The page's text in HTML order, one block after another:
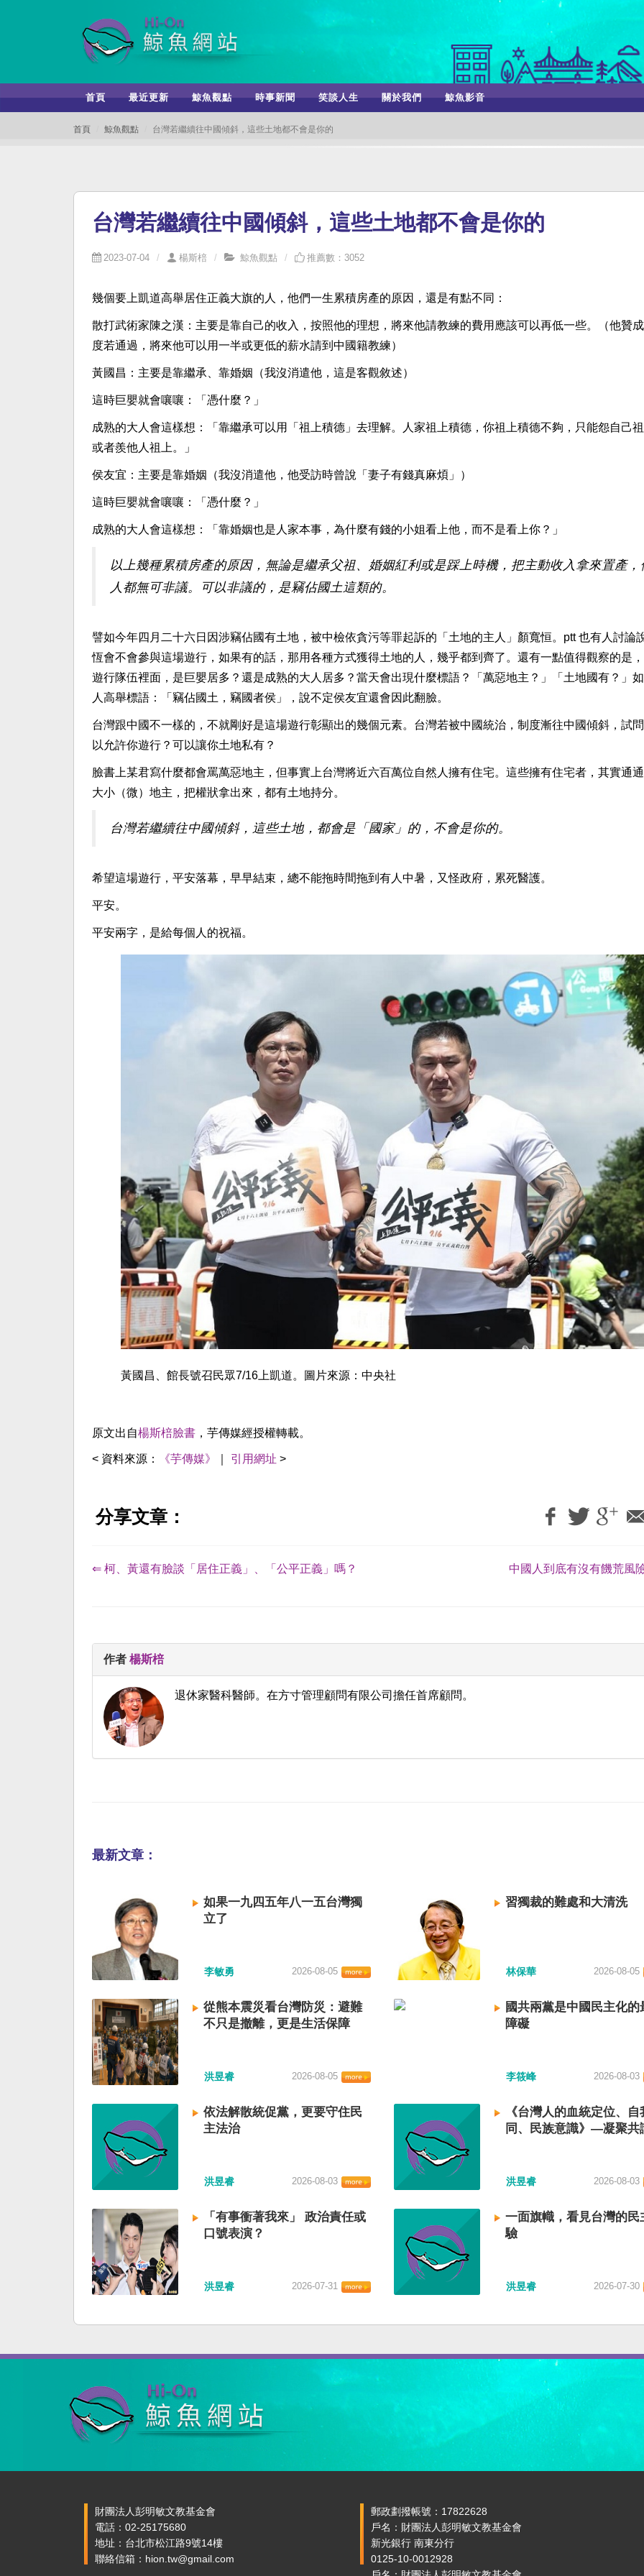
首頁 最近更新 鯨魚觀點 時事新聞 笑談人生 關於我們 鯨魚影音
首頁 鯨魚觀點 台灣若繼續往中國傾斜，這些土地都不會是你的
台灣若繼續往中國傾斜，這些土地都不會是你的
2023-07-04 楊斯棓 鯨魚觀點 推薦數：3052
幾個要上凱道高舉居住正義大旗的人，他們一生累積房產的原因，還是有點不同：
散打武術家陳之漢：主要是靠自己的收入，按照他的理想，將來他請教練的費用應該可以再低一些。（他贊
度若通過，將來他可以用一半或更低的薪水請到中國籍教練）
黃國昌：主要是靠繼承、靠婚姻（我沒消遣他，這是客觀敘述）
這時巨嬰就會嚷嚷：「憑什麼？」
成熟的大人會這樣想：「靠繼承可以用「祖上積德」去理解。人家祖上積德，你祖上積德不夠，只能怨自己
或者羨他人祖上。」
侯友宜：主要是靠婚姻（我沒消遣他，他受訪時曾說「妻子有錢真麻煩」）
這時巨嬰就會嚷嚷：「憑什麼？」
成熟的大人會這樣想：「靠婚姻也是人家本事，為什麼有錢的小姐看上他，而不是看上你？」
以上幾種累積房產的原因，無論是繼承父祖、婚姻紅利或是踩上時機，把主動收入拿來置產，
人都無可非議。可以非議的，是竊佔國土這類的。
譬如今年四月二十六日因涉竊佔國有土地，被中檢依貪污等罪起訴的「土地的主人」顏寬恒。ptt 也有人討論
恆會不會參與這場遊行，如果有的話，那用各種方式獲得土地的人，幾乎都到齊了。還有一點值得觀察的是
遊行隊伍裡面，是巨嬰居多？還是成熟的大人居多？當天會出現什麼標語？「萬惡地主？」「土地國有？」
人高舉標語：「竊佔國土，竊國者侯」，說不定侯友宜還會因此翻臉。
台灣跟中國不一樣的，不就剛好是這場遊行彰顯出的幾個元素。台灣若被中國統治，制度漸往中國傾斜，試
以允許你遊行？可以讓你土地私有？
臉書上某君寫什麼都會罵萬惡地主，但事實上台灣將近六百萬位自然人擁有住宅。這些擁有住宅者，其實通
大小（微）地主，把權狀拿出來，都有土地持分。
台灣若繼續往中國傾斜，這些土地，都會是「國家」的，不會是你的。
希望這場遊行，平安落幕，早早結束，總不能拖時間拖到有人中暑，又怪政府，累死醫護。
平安。
平安兩字，是給每個人的祝福。
黃國昌、館長號召民眾7/16上凱道。圖片來源：中央社
原文出自楊斯棓臉書 ，芋傳媒經授權轉載。
< 資料來源： 《芋傳媒》 引用網址 >
分享文章：
⇐ 柯、黃還有臉談「居住正義」、「公平正義」嗎？ 中國人到底有沒有饑荒風
作者 楊斯棓
退休家醫科醫師。在方寸管理顧問有限公司擔任首席顧問。
最新文章：
如果一九四五年八一五台灣獨
立了
李敏勇 2026-08-05
習獨裁的難處和大清洗
林保華 2026-08-05
從熊本震災看台灣防災：避難
不只是撤離，更是生活保障
洪昱睿 2026-08-05
國共兩黨是中國民主化的
障礙
李筱峰 2026-08-03
依法解散統促黨，更要守住民
主法治
洪昱睿 2026-08-03
《台灣人的血統定位、自
同、民族意識》—凝聚共
洪昱睿 2026-08-03
「有事衝著我來」 政治責任或
口號表演？
洪昱睿 2026-07-31
一面旗幟，看見台灣的民
驗
洪昱睿 2026-07-30
財團法人彭明敏文教基金會
電話：02-25175680
地址：台北市松江路9號14樓
聯絡信箱：hion.tw@gmail.com
郵政劃撥帳號：17822628
戶名：財團法人彭明敏文教基金會
新光銀行 南東分行
0125-10-0012928